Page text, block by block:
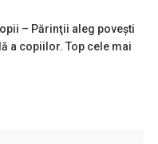
– Părinţii aleg poveşti
a copiilor. Top cele mai